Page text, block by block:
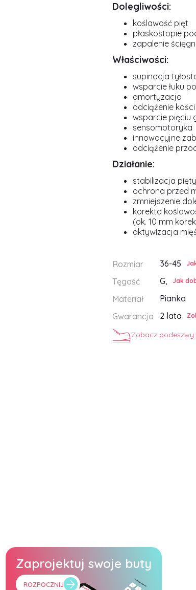
Dolegliwości:
koślawość pięt
płaskostopie
zapalenie
Właściwości:
supinacja
wsparcie łuku
amortyzacja
odciążenie
wsparcie pięciu
sensomotoryka
innowacyjne
odciążenie
Działanie:
stabilizacja pięty
ochrona przed
zmniejszenie
korekta
(ok. 10 mm
aktywizacja
Rozmiar 36-45
Tęgość G, Jak
Materiał
Pianka
Gwarancja
2 lata
Zobacz podeszwy
Zaprojektuj swoje buty
ROZPOCZNIJ